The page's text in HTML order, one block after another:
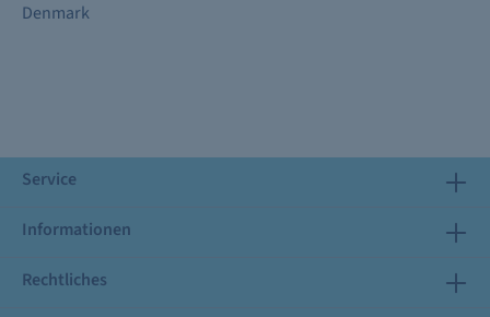
Denmark
Service
Informationen
Rechtliches